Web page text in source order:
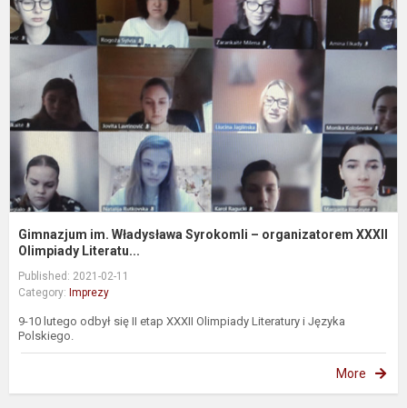
Gimnazjum im. Władysława Syrokomli – organizatorem XXXII
Olimpiady Literatu...
Published: 2021-02-11
Category: Imprezy
9-10 lutego odbył się II etap XXXII Olimpiady Literatury i Języka
Polskiego.
More